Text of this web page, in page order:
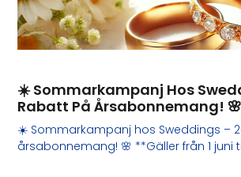
☀️ Sommarkampanj Hos
Rabatt På Årsabonnemang! 🌸
☀️ Sommarkampanj hos Sweddings –
årsabonnemang! 🌸 **Gäller från 1 juni